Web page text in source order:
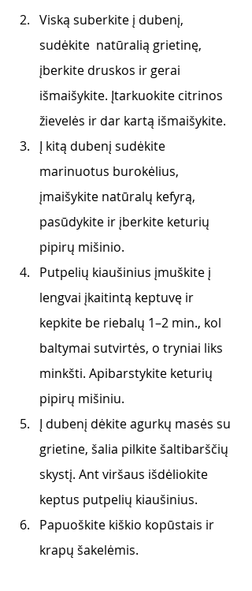
Viską suberkite į dubenį,
sudėkite  natūralią grietinę,
įberkite druskos ir gerai
išmaišykite. Įtarkuokite citrinos
žievelės ir dar kartą išmaišykite.
Į kitą dubenį sudėkite
marinuotus burokėlius,
įmaišykite natūralų kefyrą,
pasūdykite ir įberkite keturių
pipirų mišinio.
Putpelių kiaušinius įmuškite į
lengvai įkaitintą keptuvę ir
kepkite be riebalų 1–2 min., kol
baltymai sutvirtės, o tryniai liks
minkšti. Apibarstykite keturių
pipirų mišiniu.
Į dubenį dėkite agurkų masės su
grietine, šalia pilkite šaltibarščių
skystį. Ant viršaus išdėliokite
keptus putpelių kiaušinius.
Papuoškite kiškio kopūstais ir
krapų šakelėmis.